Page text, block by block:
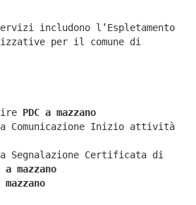
includono l’Espletamento
per il comune di
PDC a mazzano
Comunicazione Inizio attività
Segnalazione Certificata di
a mazzano
mazzano